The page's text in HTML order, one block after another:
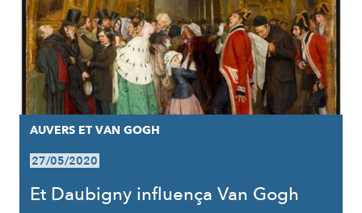
AUVERS ET VAN GOGH
27/05/2020
Et Daubigny influença Van Gogh